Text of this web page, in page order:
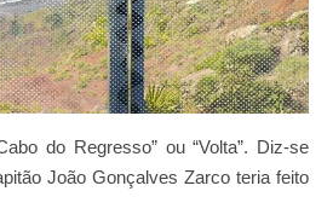
do Regresso” ou “Volta”. Diz-se
João Gonçalves Zarco teria feito